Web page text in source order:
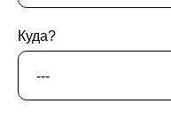
Куда?